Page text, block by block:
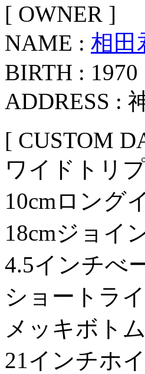
[ OWNER ]
NAME : 相田
BIRTH : 1970
ADDRESS :
[ CUSTOM
ワイドトリ
10cmロング
18cmジョイ
4.5インチべ
ショートラ
メッキボト
21インチホ